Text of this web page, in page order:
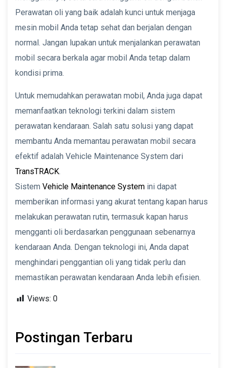
Perawatan oli yang baik adalah kunci untuk menjaga
mesin mobil Anda tetap sehat dan berjalan dengan
normal. Jangan lupakan untuk menjalankan perawatan
mobil secara berkala agar mobil Anda tetap dalam
kondisi prima.
Untuk memudahkan perawatan mobil, Anda juga dapat
memanfaatkan teknologi terkini dalam sistem
perawatan kendaraan. Salah satu solusi yang dapat
membantu Anda memantau perawatan mobil secara
efektif adalah Vehicle Maintenance System dari
TransTRACK.
Sistem Vehicle Maintenance System ini dapat
memberikan informasi yang akurat tentang kapan harus
melakukan perawatan rutin, termasuk kapan harus
mengganti oli berdasarkan penggunaan sebenarnya
kendaraan Anda. Dengan teknologi ini, Anda dapat
menghindari penggantian oli yang tidak perlu dan
memastikan perawatan kendaraan Anda lebih efisien.
Views: 0
Postingan Terbaru